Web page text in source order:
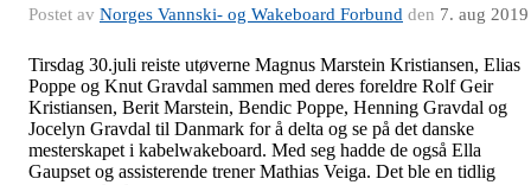
Postet av Norges Vannski- og Wakeboard Forbund den 7. aug 2019
Tirsdag 30.juli reiste utøverne Magnus Marstein Kristiansen, Elias
Poppe og Knut Gravdal sammen med deres foreldre Rolf Geir
Kristiansen, Berit Marstein, Bendic Poppe, Henning Gravdal og
Jocelyn Gravdal til Danmark for å delta og se på det danske
mesterskapet i kabelwakeboard. Med seg hadde de også Ella
Gaupset og assisterende trener Mathias Veiga. Det ble en tidlig